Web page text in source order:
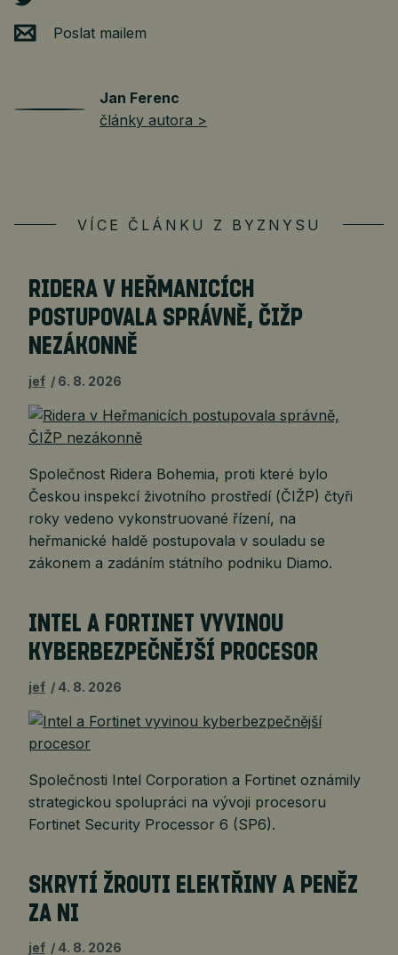
Poslat mailem
Jan Ferenc
články autora >
VÍCE ČLÁNKU Z BYZNYSU
RIDERA V HEŘMANICÍCH
POSTUPOVALA SPRÁVNĚ, ČIŽP
NEZÁKONNĚ
jef 6. 8. 2026
Společnost Ridera Bohemia, proti které bylo
Českou inspekcí životního prostředí (ČIŽP) čtyři
roky vedeno vykonstruované řízení, na
heřmanické haldě postupovala v souladu se
zákonem a zadáním státního podniku Diamo.
INTEL A FORTINET VYVINOU
KYBERBEZPEČNĚJŠÍ PROCESOR
jef 4. 8. 2026
Společnosti Intel Corporation a Fortinet oznámily
strategickou spolupráci na vývoji procesoru
Fortinet Security Processor 6 (SP6).
SKRYTÍ ŽROUTI ELEKTŘINY A PENĚZ
ZA NI
jef 4. 8. 2026